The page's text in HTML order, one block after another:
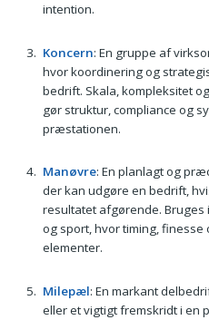
intention.
Koncern: En gruppe af
hvor koordinering og
bedrift. Skala, kompleksitet
gør struktur, compliance og
præstationen.
Manøvre: En planlagt og
der kan udgøre en bedrift,
resultatet afgørende.
og sport, hvor timing, finesse
elementer.
Milepæl: En markant
eller et vigtigt fremskridt i en